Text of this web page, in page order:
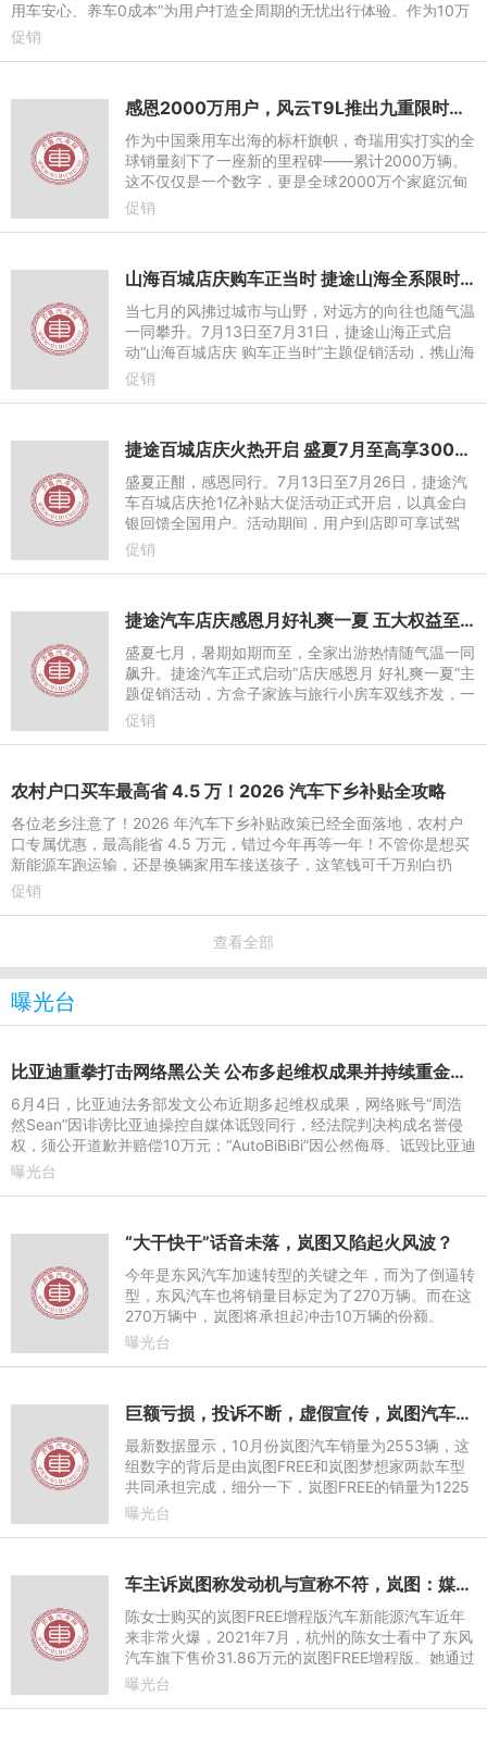
用车安心、养车0成本”为用户打造全周期的无忧出行体验。作为10万
级家用混动SUV标杆，风
促销
感恩2000万用户，风云T9L推出九重限时豪礼
作为中国乘用车出海的标杆旗帜，奇瑞用实打实的全
球销量刻下了一座新的里程碑——累计2000万辆。
这不仅仅是一个数字，更是全球2000万个家庭沉甸
甸的信任与选择。站在这个荣耀节点，2026年8月，
促销
山海百城店庆购车正当时 捷途山海全系限时瓜分1亿补贴
当七月的风拂过城市与山野，对远方的向往也随气温
一同攀升。7月13日至7月31日，捷途山海正式启
动“山海百城店庆 购车正当时”主题促销活动，携山海
L7 PLUS、山海L7超越版、旅行者C-DM及山海T1全
促销
捷途百城店庆火热开启 ​盛夏7月至高享30000元置换补贴
盛夏正酣，感恩同行。7月13日至7月26日，捷途汽
车百城店庆抢1亿补贴大促活动正式开启，以真金白
银回馈全国用户。活动期间，用户到店即可享试驾
礼、置换礼、金融礼、质保礼四大核心权益，叠加各
促销
捷途汽车店庆感恩月好礼爽一夏​ 五大权益至高补贴30000元
盛夏七月，暑期如期而至，全家出游热情随气温一同
飙升。捷途汽车正式启动“店庆感恩月 好礼爽一夏”主
题促销活动，方盒子家族与旅行小房车双线齐发，一
次性为用户奉上五大购车权益：感恩惊喜礼，限时抢
促销
农村户口买车最高省 4.5 万！2026 汽车下乡补贴全攻略
各位老乡注意了！2026 年汽车下乡补贴政策已经全面落地，农村户
口专属优惠，最高能省 4.5 万元，错过今年再等一年！不管你是想买
新能源车跑运输，还是换辆家用车接送孩子，这笔钱可千万别白扔
了！一、农村户口凭啥多
促销
查看全部
曝光台
比亚迪重拳打击网络黑公关 公布多起维权成果并持续重金悬赏线索
6月4日，比亚迪法务部发文公布近期多起维权成果，网络账号“周浩
然Sean”因诽谤比亚迪操控自媒体诋毁同行，经法院判决构成名誉侵
权，须公开道歉并赔偿10万元；“AutoBiBiBi”因公然侮辱、诋毁比亚迪
及高管，经法院判
曝光台
“大干快干”话音未落，岚图又陷起火风波？
今年是东风汽车加速转型的关键之年，而为了倒逼转
型，东风汽车也将销量目标定为了270万辆。而在这
270万辆中，岚图将承担起冲击10万辆的份额。
曝光台
巨额亏损，投诉不断，虚假宣传，岚图汽车劣迹斑斑未来何去何从
最新数据显示，10月份岚图汽车销量为2553辆，这
组数字的背后是由岚图FREE和岚图梦想家两款车型
共同承担完成，细分一下，岚图FREE的销量为1225
辆，岚图梦想家的销量为1328辆。单车型销量在10
曝光台
车主诉岚图称发动机与宣称不符，岚图：媒体自发报道信息不准
陈女士购买的岚图FREE增程版汽车新能源汽车近年
来非常火爆，2021年7月，杭州的陈女士看中了东风
汽车旗下售价31.86万元的岚图FREE增程版。她通过
在岚图汽车App上下单，成为该款新能源车的首批车
曝光台